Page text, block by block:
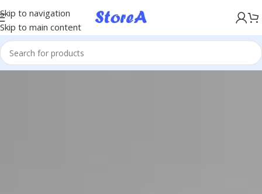
Skip to navigation
Skip to main content
KÖP NU, BETALA SENARE MED KLARNA